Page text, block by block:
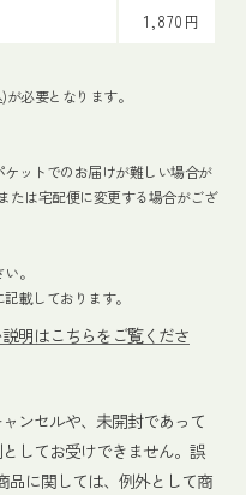
1,870円
必要となります。
ットでのお届けが難しい場合が
たは宅配便に変更する場合がござ
。
載しております。
明はこちらをご覧くださ
ンセルや、未開封であって
してお受けできません。誤
品に関しては、例外として商